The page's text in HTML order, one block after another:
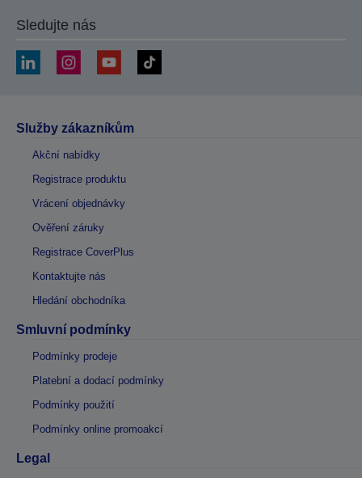
Sledujte nás
Služby zákazníkům
Akční nabídky
Registrace produktu
Vrácení objednávky
Ověření záruky
Registrace CoverPlus
Kontaktujte nás
Hledání obchodníka
Smluvní podmínky
Podmínky prodeje
Platební a dodací podmínky
Podmínky použití
Podmínky online promoakcí
Legal